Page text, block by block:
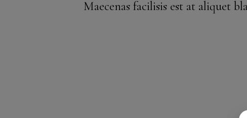
Maecenas facilisis est at aliquet